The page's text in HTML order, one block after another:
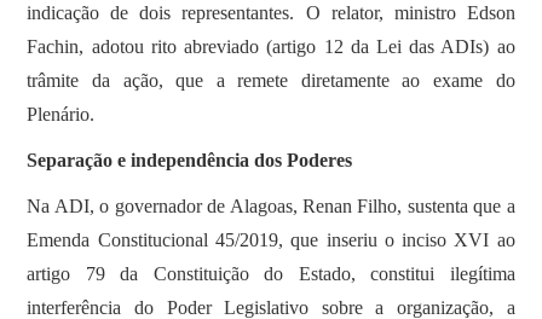
indicação de dois representantes. O relator, ministro Edson
Fachin, adotou rito abreviado (artigo 12 da Lei das ADIs) ao
trâmite da ação, que a remete diretamente ao exame do
Plenário.
Separação e independência dos Poderes
Na ADI, o governador de Alagoas, Renan Filho, sustenta que a
Emenda Constitucional 45/2019, que inseriu o inciso XVI ao
artigo 79 da Constituição do Estado, constitui ilegítima
interferência do Poder Legislativo sobre a organização, a